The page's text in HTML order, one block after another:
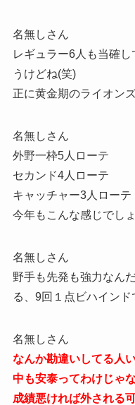
名無しさん
レギュラー6人も当確
うけどね(笑)
正に黄金期のライオン
名無しさん
外野一枠5人ローテ
セカンド4人ローテ
キャッチャー3人ローテ
今年もこんな感じでしょ
名無しさん
野手も先発も強力なん
る、9回１点ビハインド
名無しさん
なんか勘違いしてる人
中も安泰ってわけじゃ
成績悪ければ外される